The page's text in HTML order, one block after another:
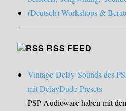
(Deutsch) Workshops &
RSS FEED
Vintage-Delay-Sounds des
mit DelayDude-Presets
PSP Audioware haben mit